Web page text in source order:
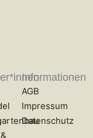
Informationen
AGB
Impressum
Datenschutz